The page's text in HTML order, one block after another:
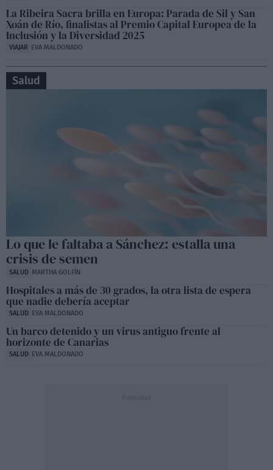
La Ribeira Sacra brilla en Europa: Parada de Sil y San
Xoán de Río, finalistas al Premio Capital Europea de la
Inclusión y la Diversidad 2025
VIAJAR EVA MALDONADO
Salud
Lo que le faltaba a Sánchez: estalla una
crisis de semen
SALUD MARTHA GOLFÍN
Hospitales a más de 30 grados, la otra lista de espera
que nadie debería aceptar
SALUD EVA MALDONADO
Un barco detenido y un virus antiguo frente al
horizonte de Canarias
SALUD EVA MALDONADO